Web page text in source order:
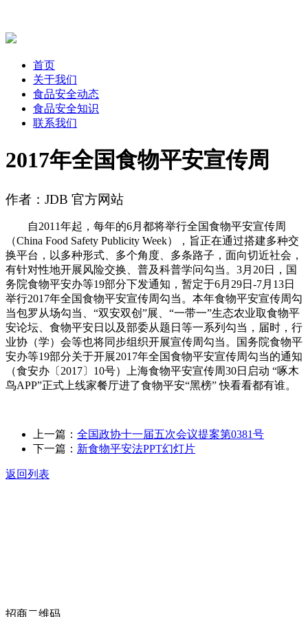
首页
关于我们
食品安全动态
食品安全知识
联系我们
2017年全国食物平安宣传周
作者：JDB 官方网站
自2011年起，每年的6月都将举行全国食物平安宣传周
（China Food Safety Publicity Week），旨正在通过搭建多种交
换平台，以多种形式、多个角度、多条路子，面向切近社会，
有针对性地开展风险交换、普及科普学问勾当。3月20日，国
务院食物平安办等19部分下发通知，暂定于6月29日-7月13日
举行2017年全国食物平安宣传周勾当。本年食物平安宣传周勾
当包罗从场勾当、“双安双创”展、“一带一”生态农业取食物平
安论坛、食物平安日以及部委从题日等一系列勾当，届时，行
业协（学）会等也将同步组织开展宣传周勾当。国务院食物平
安办等19部分关于开展2017年全国食物平安宣传周勾当的通知
（食安办〔2017〕10号）上海食物平安宣传周30日启动 “啄木
鸟APP”正式上线家餐厅进了食物平安“黑榜” 快看看都有谁。
上一篇： 全国政协十一届五次会议提案第0381号
下一篇： 新食物平安法PPT幻灯片
返回列表
招商二维码